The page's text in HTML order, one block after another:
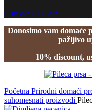
0 stavka 0,00 din
Donosimo vam domaće
pažljivo
10% discount,
Početna Prirodni domaći
suhomesnati proizvodi